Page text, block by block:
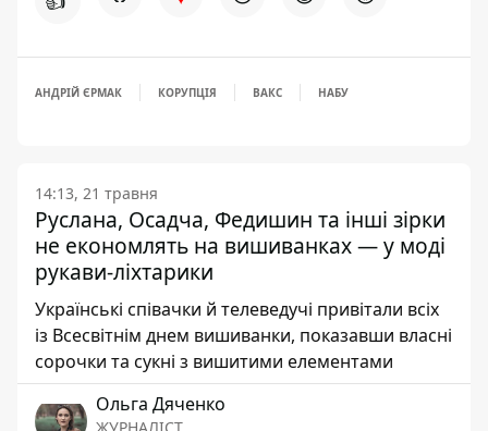
АНДРІЙ ЄРМАК КОРУПЦІЯ ВАКС НАБУ
14:13, 21 травня
Руслана, Осадча, Федишин та інші зірки
не економлять на вишиванках — у моді
рукави-ліхтарики
Українські співачки й телеведучі привітали всіх
із Всесвітнім днем вишиванки, показавши власні
сорочки та сукні з вишитими елементами
Ольга Дяченко